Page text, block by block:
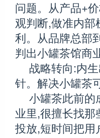
问题。从产品+
观判断,做准内
利。从品牌总部
判出小罐茶馆商
战略转向:内
针。解决小罐茶
小罐茶此前的
业里,很擅长找
投放,短时间把